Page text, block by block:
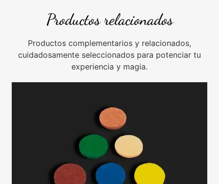
Productos relacionados
Productos complementarios y relacionados,
cuidadosamente seleccionados para potenciar tu
experiencia y magia.